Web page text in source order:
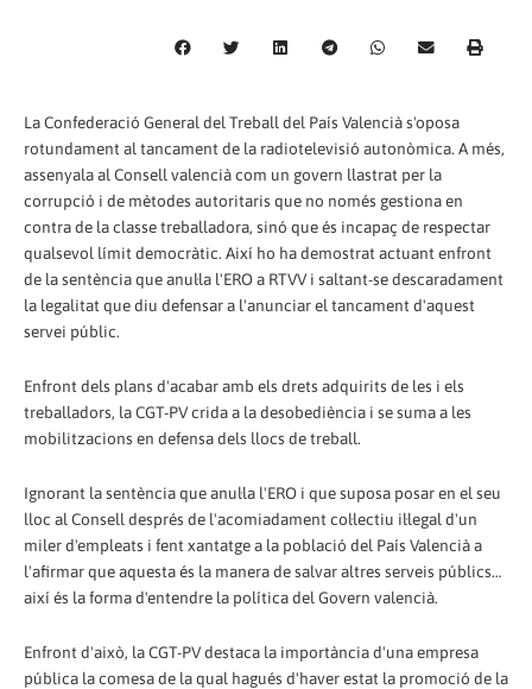
La Confederació General del Treball del País Valencià s'oposa
rotundament al tancament de la radiotelevisió autonòmica. A més,
assenyala al Consell valencià com un govern llastrat per la
corrupció i de mètodes autoritaris que no només gestiona en
contra de la classe treballadora, sinó que és incapaç de respectar
qualsevol límit democràtic. Així ho ha demostrat actuant enfront
de la sentència que anul·la l'ERO a RTVV i saltant-se descaradament
la legalitat que diu defensar a l'anunciar el tancament d'aquest
servei públic.
Enfront dels plans d'acabar amb els drets adquirits de les i els
treballadors, la CGT-PV crida a la desobediència i se suma a les
mobilitzacions en defensa dels llocs de treball.
Ignorant la sentència que anul·la l'ERO i que suposa posar en el seu
lloc al Consell després de l'acomiadament col·lectiu il·legal d'un
miler d'empleats i fent xantatge a la població del País Valencià a
l'afirmar que aquesta és la manera de salvar altres serveis públics…
així és la forma d'entendre la política del Govern valencià.
Enfront d'això, la CGT-PV destaca la importància d'una empresa
pública la comesa de la qual hagués d'haver estat la promoció de la